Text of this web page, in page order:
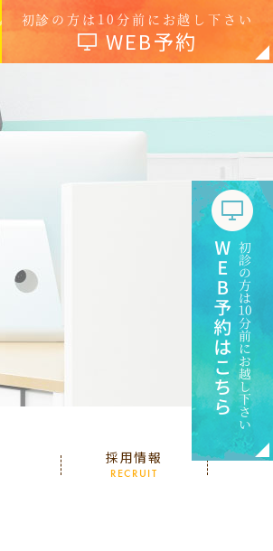
初診の方は10分前にお越し下さい
WEB予約
採用情報
RECRUIT